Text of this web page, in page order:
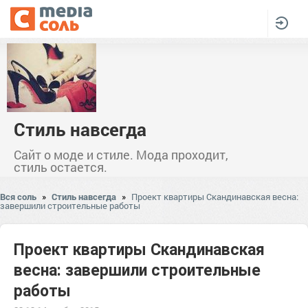
Стиль навсегда
Сайт о моде и стиле. Мода проходит,
стиль остается.
Вся соль » Стиль навсегда » Проект квартиры Скандинавская весна:
завершили строительные работы
Проект квартиры Скандинавская
весна: завершили строительные
работы